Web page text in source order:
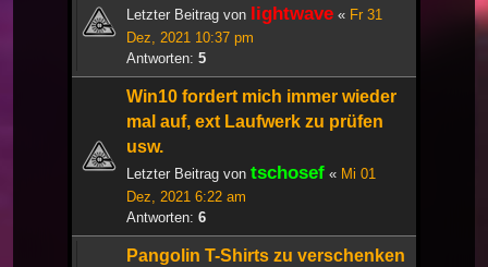
Letzter Beitrag von lightwave « Fr 31
Dez, 2021 10:37 pm
Antworten: 5
Win10 fordert mich immer wieder
mal auf, ext Laufwerk zu prüfen
usw.
Letzter Beitrag von tschosef « Mi 01
Dez, 2021 6:22 am
Antworten: 6
Pangolin T-Shirts zu verschenken